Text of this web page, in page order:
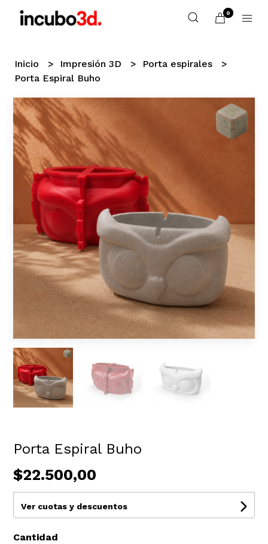
0
Inicio Impresión 3D
Porta espirales
Porta Espiral Buho
Porta Espiral Buho
$22.500,00
Ver cuotas y descuentos
Cantidad